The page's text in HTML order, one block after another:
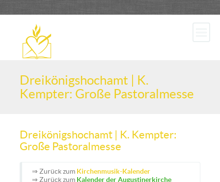
Dreikönigshochamt | K.
Kempter: Große Pastoralmesse
Dreikönigshochamt | K. Kempter:
Große Pastoralmesse
⇒ Zurück zum Kirchenmusik-Kalender
⇒ Zurück zum Kalender der Augustinerkirche